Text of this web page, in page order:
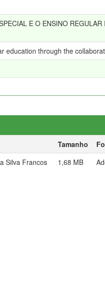
E O ENSINO
education through the
Tamanho
Silva Francos 1,68 MB